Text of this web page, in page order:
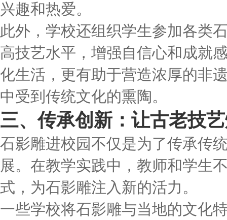
兴趣和热爱。
此外，学校还组织学生参加各类
高技艺水平，增强自信心和成就
化生活，更有助于营造浓厚的非
中受到传统文化的熏陶。
三、传承创新：让古老技
石影雕进校园不仅是为了传承传
展。在教学实践中，教师和学生
式，为石影雕注入新的活力。
一些学校将石影雕与当地的文化